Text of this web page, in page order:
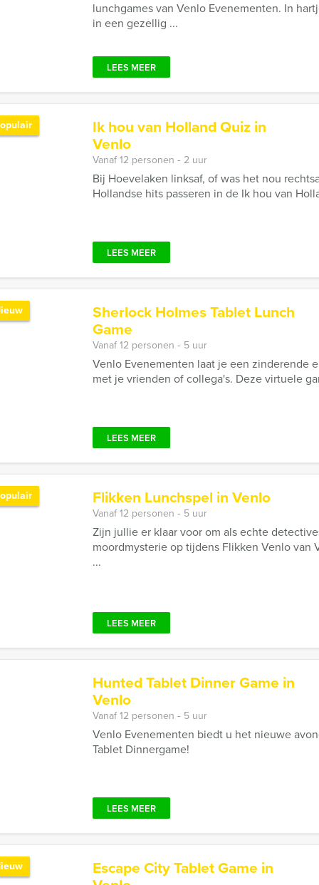
lunchgames van Venlo Evenementen. In
in een gezellig ...
LEES MEER
Ik hou van Holland Quiz in
Venlo
Vanaf 12 personen ‐ 2 uur
Bij Hoevelaken linksaf, of was het nou
Hollandse hits passeren in de Ik hou van
LEES MEER
Sherlock Holmes Tablet Lunch
Game
Vanaf 12 personen ‐ 5 uur
Venlo Evenementen laat je een zinderende
met je vrienden of collega's. Deze virtuele
LEES MEER
Flikken Lunchspel in Venlo
Vanaf 12 personen ‐ 5 uur
Zijn jullie er klaar voor om als echte
moordmysterie op tijdens Flikken Venlo van
...
LEES MEER
Hunted Tablet Dinner Game in
Venlo
Vanaf 12 personen ‐ 5 uur
Venlo Evenementen biedt u het nieuwe
Tablet Dinnergame!
LEES MEER
Escape City Tablet Game in